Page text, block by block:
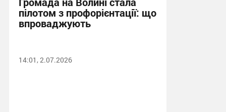
пілотом з профорієнтації: що
впроваджують
14:01, 2.07.2026